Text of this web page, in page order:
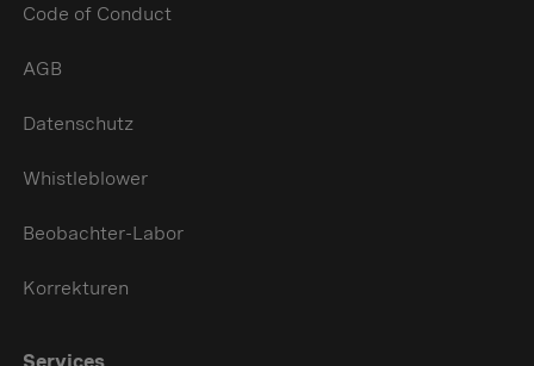
Code of Conduct
AGB
Datenschutz
Whistleblower
Beobachter-Labor
Korrekturen